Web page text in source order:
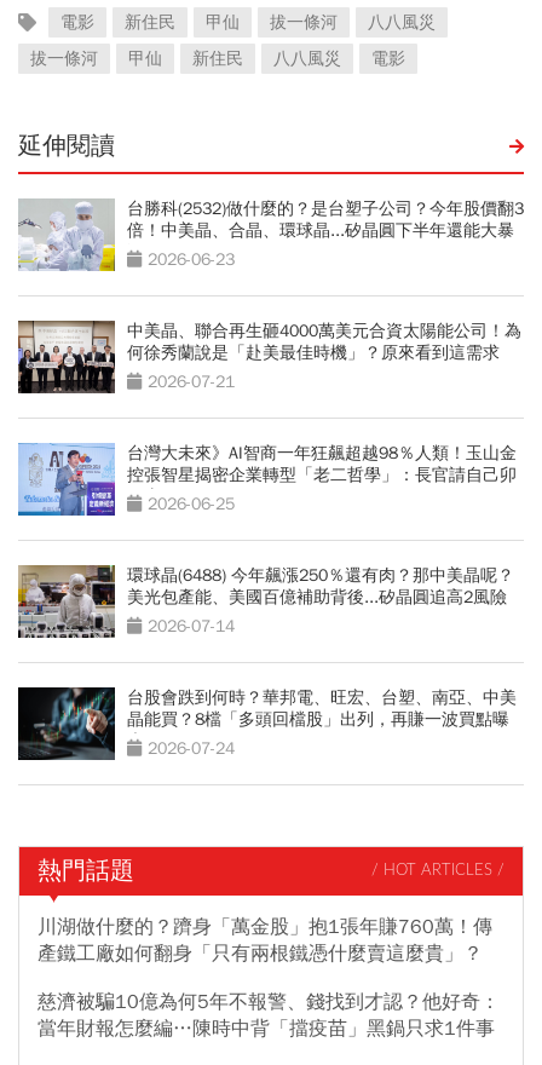
電影 新住民 甲仙 拔一條河
八八風災
拔一條河
甲仙 新住民 八八風災 電影
延伸閱讀
台勝科(2532)做什麼的？是台塑子公司？今年股價翻3
倍！中美晶、合晶、環球晶...矽晶圓下半年還能大暴
漲？2026-06-23
中美晶、聯合再生砸4000萬美元合資太陽能公司！為
何徐秀蘭說是「赴美最佳時機」？原來看到這需求
2026-07-21
台灣大未來》AI智商一年狂飆超越98％人類！玉山金
控張智星揭密企業轉型「老二哲學」：長官請自己卯
下去玩AI
2026-06-25
環球晶(6488) 今年飆漲250％還有肉？那中美晶呢？
美光包產能、美國百億補助背後...矽晶圓追高2風險
2026-07-14
台股會跌到何時？華邦電、旺宏、台塑、南亞、中美
晶能買？8檔「多頭回檔股」出列，再賺一波買點曝
光 2026-07-24
熱門話題 / HOT ARTICLES /
川湖做什麼的？躋身「萬金股」抱1張年賺760萬！傳
產鐵工廠如何翻身「只有兩根鐵憑什麼賣這麼貴」？
慈濟被騙10億為何5年不報警、錢找到才認？他好奇：
當年財報怎麼編…陳時中背「擋疫苗」黑鍋只求1件事